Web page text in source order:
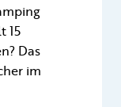
15
Das
im